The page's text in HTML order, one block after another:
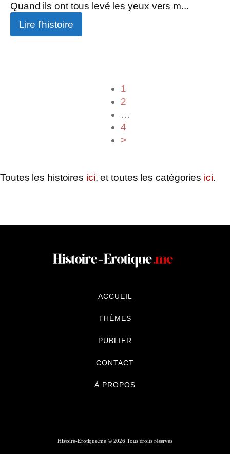
Quand ils ont tous levé les yeux vers m...
Lire l’histoire
1
2
…
4
>
Toutes les histoires ici, et toutes les catégories ici.
ACCUEIL
THÈMES
PUBLIER
CONTACT
À PROPOS
Histoire-Erotique.me © 2026 Tous droits réservés